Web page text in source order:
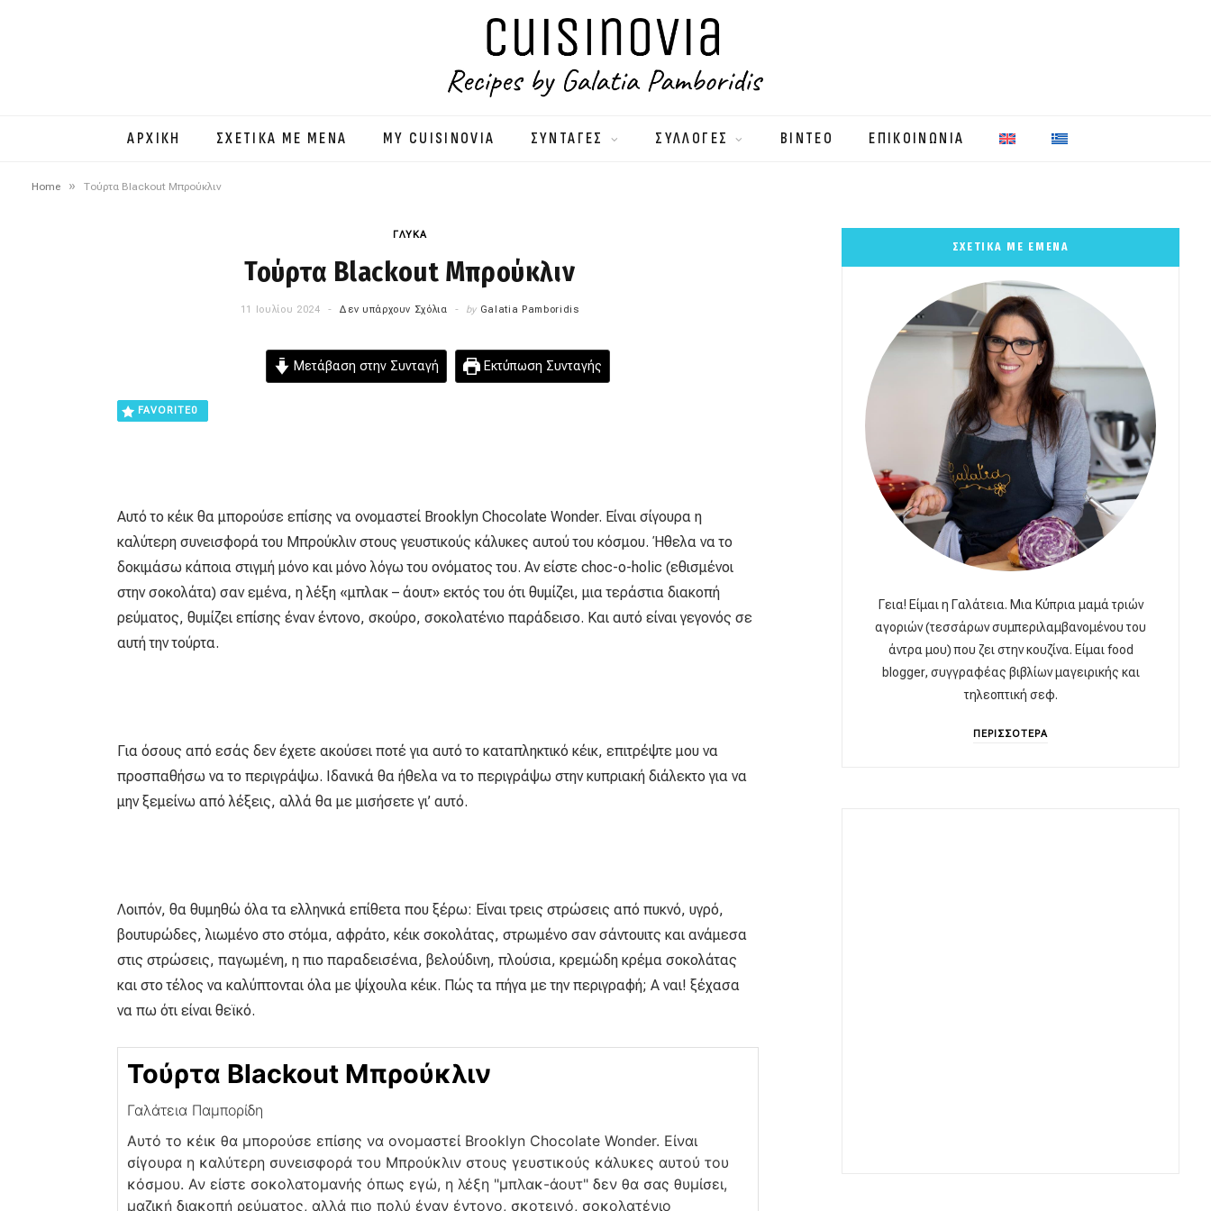
ΑΡΧΙΚΗ ΣΧΕΤΙΚΑ ΜΕ ΜΕΝΑ MY CUISINOVIA ΣΥΝΤΑΓΕΣ ΣΥΛΛΟΓΕΣ ΒΙΝΤΕΟ ΕΠΙΚΟΙΝΩΝΙΑ
Home » Τούρτα Blackout Μπρούκλιν
ΓΛΥΚΑ
Τούρτα Blackout Μπρούκλιν
11 Ιουλίου 2024 Δεν υπάρχουν Σχόλια by Galatia Pamboridis
Μετάβαση στην Συνταγή Εκτύπωση Συνταγής
FAVORITE0
Αυτό το κέικ θα μπορούσε επίσης να ονομαστεί Brooklyn Chocolate Wonder. Είναι σίγουρα η
καλύτερη συνεισφορά του Μπρούκλιν στους γευστικούς κάλυκες αυτού του κόσμου. Ήθελα να το
δοκιμάσω κάποια στιγμή μόνο και μόνο λόγω του ονόματος του. Αν είστε choc-o-holic (εθισμένοι
στην σοκολάτα) σαν εμένα, η λέξη «μπλακ – άουτ» εκτός του ότι θυμίζει, μια τεράστια διακοπή
ρεύματος, θυμίζει επίσης έναν έντονο, σκούρο, σοκολατένιο παράδεισο. Και αυτό είναι γεγονός σε
αυτή την τούρτα.
Για όσους από εσάς δεν έχετε ακούσει ποτέ για αυτό το καταπληκτικό κέικ, επιτρέψτε μου να
προσπαθήσω να το περιγράψω. Ιδανικά θα ήθελα να το περιγράψω στην κυπριακή διάλεκτο για να
μην ξεμείνω από λέξεις, αλλά θα με μισήσετε γι’ αυτό.
Λοιπόν, θα θυμηθώ όλα τα ελληνικά επίθετα που ξέρω: Είναι τρεις στρώσεις από πυκνό, υγρό,
βουτυρώδες, λιωμένο στο στόμα, αφράτο, κέικ σοκολάτας, στρωμένο σαν σάντουιτς και ανάμεσα
στις στρώσεις, παγωμένη, η πιο παραδεισένια, βελούδινη, πλούσια, κρεμώδη κρέμα σοκολάτας
και στο τέλος να καλύπτονται όλα με ψίχουλα κέικ. Πώς τα πήγα με την περιγραφή; Α ναι! ξέχασα
να πω ότι είναι θεϊκό.
Τούρτα Blackout Μπρούκλιν
Γαλάτεια Παμπορίδη
Αυτό το κέικ θα μπορούσε επίσης να ονομαστεί Brooklyn Chocolate Wonder. Είναι
σίγουρα η καλύτερη συνεισφορά του Μπρούκλιν στους γευστικούς κάλυκες αυτού του
κόσμου. Αν είστε σοκολατομανής όπως εγώ, η λέξη "μπλακ-άουτ" δεν θα σας θυμίσει,
μαζική διακοπή ρεύματος, αλλά πιο πολύ έναν έντονο, σκοτεινό, σοκολατένιο
ΣΧΕΤΙΚΑ ΜΕ ΕΜΕΝΑ
Γεια! Είμαι η Γαλάτεια. Μια Κύπρια μαμά τριών
αγοριών (τεσσάρων συμπεριλαμβανομένου του
άντρα μου) που ζει στην κουζίνα. Είμαι food
blogger, συγγραφέας βιβλίων μαγειρικής και
τηλεοπτική σεφ.
ΠΕΡΙΣΣΟΤΕΡΑ